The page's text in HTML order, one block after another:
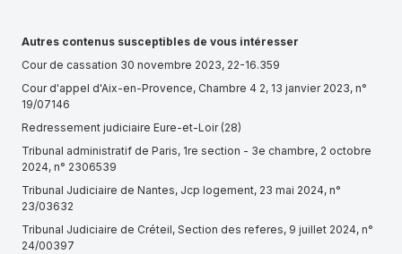
Autres contenus susceptibles de vous intéresser
Cour de cassation 30 novembre 2023, 22-16.359
Cour d'appel d'Aix-en-Provence, Chambre 4 2, 13 janvier 2023, n°
19/07146
Redressement judiciaire Eure-et-Loir (28)
Tribunal administratif de Paris, 1re section - 3e chambre, 2 octobre
2024, n° 2306539
Tribunal Judiciaire de Nantes, Jcp logement, 23 mai 2024, n°
23/03632
Tribunal Judiciaire de Créteil, Section des referes, 9 juillet 2024, n°
24/00397